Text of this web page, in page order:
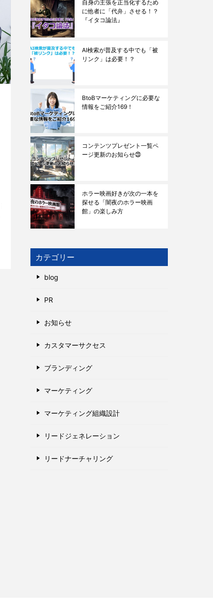
自身の主張を正当化するため
に他者に「代弁」させる！？
『イタコ論法』
AI検索が普及する中でも「被
リンク」は必要！？
BtoBマーケティングに必要な
情報をご紹介169！
コンテンツプレゼント一覧ペ
ージ更新のお知らせ㉓
ホラー映画好きが次の一本を
探せる「闇夜のホラー映画
館」の楽しみ方
カテゴリー
blog
PR
お知らせ
カスタマーサクセス
ブランディング
マーケティング
マーケティング組織設計
リードジェネレーション
リードナーチャリング